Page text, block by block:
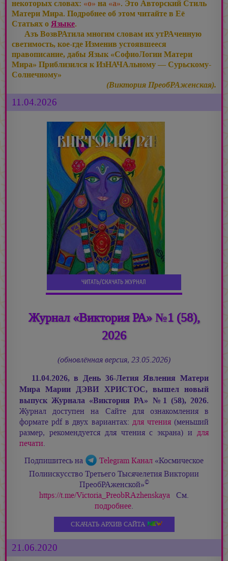
некоторых словах: «о» на «а». Это Авторский Стиль
Матери Мира. Подробнее об этом читайте в Её
Статьях оЯзыке.
Азъ ВозвРАтила многим словам их утРАченную
светимость, кое-где Изменив устоявшееся
правописание, дабы Язык «СофиоЛогии Матери
Мира» Приблизился к ИзНАЧАльному — Сурьскому-
Солнечному»
(Виктория ПреобРАженская).
11.04.2026
ЧИТАТЬ/СКАЧАТЬ ЖУРНАЛ
Журнал «Виктория РА» №1 (58),
2026
(обновлённая версия, 23.05.2026)
11.04.2026, в День 36-Летия Явления Матери
МираМарии ДЭВИ ХРИСТОС,вышел новый
выпуск Журнала «Виктория РА» № 1 (58), 2026.
Журнал доступен на Сайте для ознакомления в
формате pdf в двух вариантах: для чтения(меньший
размер, рекомендуется для чтения с экрана) и для
печати.
Подпишитесь на
Telegram Канал «Космическое
Полиискусство Третьего Тысячелетия Виктории
ПреобРАженской»©
https://t.me/Victoria_PreobRAzhenskaya См.
подробнее.
СКАЧАТЬ АРХИВ САЙТА
21.06.2020